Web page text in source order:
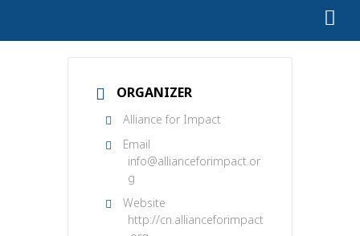
ORGANIZER
Alliance for Impact
Email
info@allianceforimpact.or
g
Website
http://cn.allianceforimpact